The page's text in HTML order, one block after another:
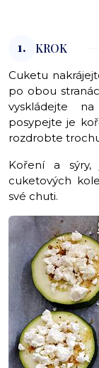
1. KROK
Cuketu
po obou
vyskládejte
posypejte je
rozdrobte
Koření a sýry,
cuketových
své chuti.